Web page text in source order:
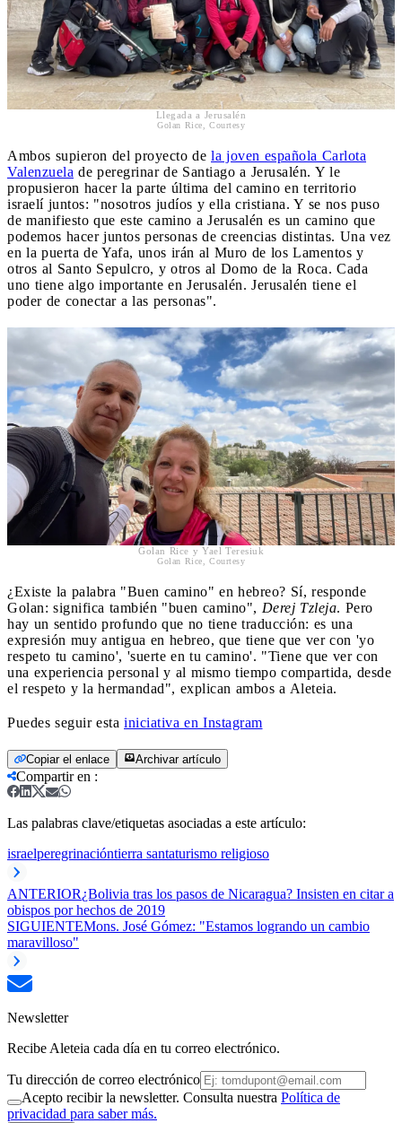
Llegada a Jerusalén
Golan Rice, Courtesy
Ambos supieron del proyecto de la joven española Carlota
Valenzuela de peregrinar de Santiago a Jerusalén. Y le
propusieron hacer la parte última del camino en territorio
israelí juntos: "nosotros judíos y ella cristiana. Y se nos puso
de manifiesto que este camino a Jerusalén es un camino que
podemos hacer juntos personas de creencias distintas. Una vez
en la puerta de Yafa, unos irán al Muro de los Lamentos y
otros al Santo Sepulcro, y otros al Domo de la Roca. Cada
uno tiene algo importante en Jerusalén. Jerusalén tiene el
poder de conectar a las personas".
Golan Rice y Yael Teresiuk
Golan Rice, Courtesy
¿Existe la palabra "Buen camino" en hebreo? Sí, responde
Golan: significa también "buen camino", Derej Tzleja. Pero
hay un sentido profundo que no tiene traducción: es una
expresión muy antigua en hebreo, que tiene que ver con 'yo
respeto tu camino', 'suerte en tu camino'. "Tiene que ver con
una experiencia personal y al mismo tiempo compartida, desde
el respeto y la hermandad", explican ambos a Aleteia.
Puedes seguir esta iniciativa en Instagram
Copiar el enlace Archivar artículo
Compartir en :
Las palabras clave/etiquetas asociadas a este artículo:
israelperegrinacióntierra santaturismo religioso
ANTERIOR¿Bolivia tras los pasos de Nicaragua? Insisten en citar a
obispos por hechos de 2019
SIGUIENTEMons. José Gómez: "Estamos logrando un cambio
maravilloso"
Newsletter
Recibe Aleteia cada día en tu correo electrónico.
Tu dirección de correo electrónico
Acepto recibir la newsletter. Consulta nuestra Política de
privacidad para saber más.